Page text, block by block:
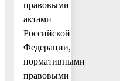
правовыми
актами
Российской
Федерации,
нормативными
правовыми